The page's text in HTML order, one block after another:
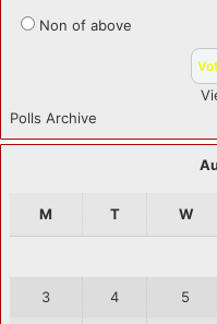
Non of above
Polls Archive
M T W
3 4 5